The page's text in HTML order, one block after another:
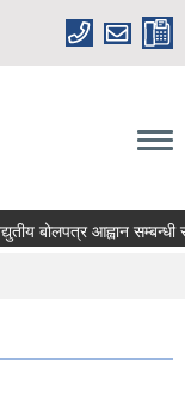
बोलपत्र आह्वान सम्बन्धी